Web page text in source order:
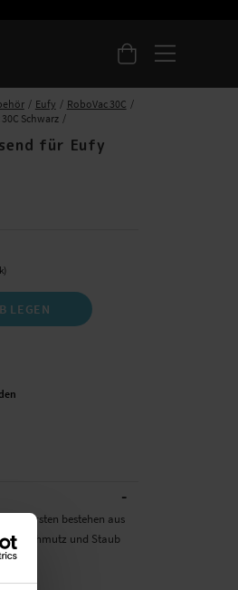
Eufy
RoboVac 30C
Schwarz
für Eufy
LEGEN
-
Die Bürsten bestehen aus
von Schmutz und Staub